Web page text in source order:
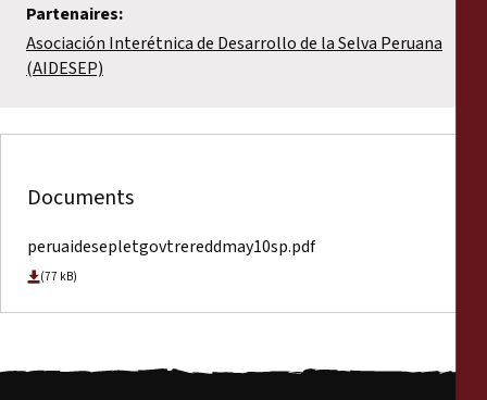
Partenaires:
Asociación Interétnica de Desarrollo de la Selva Peruana
(AIDESEP)
Documents
peruaidesepletgovtrereddmay10sp.pdf
(77 kB)